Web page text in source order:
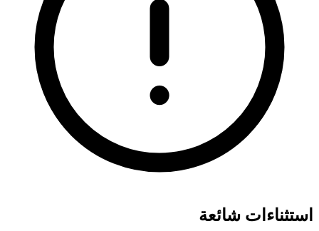
استثناءات شائعة